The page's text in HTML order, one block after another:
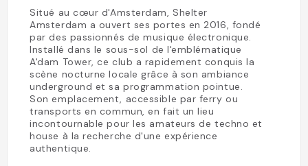
Situé au cœur d'Amsterdam, Shelter
Amsterdam a ouvert ses portes en 2016, fondé
par des passionnés de musique électronique.
Installé dans le sous-sol de l'emblématique
A'dam Tower, ce club a rapidement conquis la
scène nocturne locale grâce à son ambiance
underground et sa programmation pointue.
Son emplacement, accessible par ferry ou
transports en commun, en fait un lieu
incontournable pour les amateurs de techno et
house à la recherche d'une expérience
authentique.